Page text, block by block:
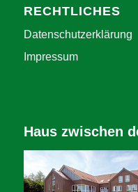
RECHTLICHES
Datenschutzerklärung
Impressum
Haus zwischen